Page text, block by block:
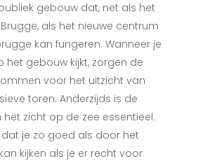
gebouw dat, net als het
als het nieuwe centrum
kan fungeren. Wanneer je
het gebouw kijkt, zorgen de
voor het uitzicht van
toren. Anderzijds is de
het zicht op de zee essentieel.
je zo goed als door het
kijken als je er recht voor